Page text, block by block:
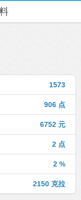
1573
906 点
6752 元
2 点
2 %
2150 克拉